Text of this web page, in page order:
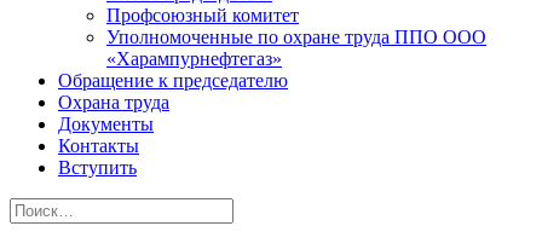
Профсоюзный комитет
Уполномоченные по охране труда ППО ООО
«Харампурнефтегаз»
Обращение к председателю
Охрана труда
Документы
Контакты
Вступить